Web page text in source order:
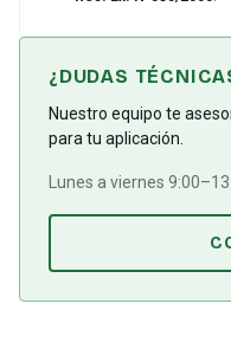
¿DUDAS
Nuestro equipo te
para tu aplicación.
Lunes a viernes